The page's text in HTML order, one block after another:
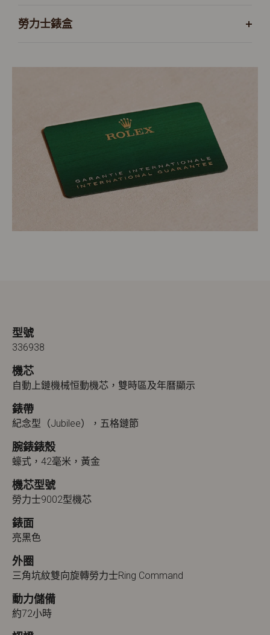
勞力士錶盒
型號
336938
機芯
自動上鏈機械恒動機芯，雙時區及年曆顯示
錶帶
紀念型（Jubilee），五格鏈節
腕錶錶殼
蠔式，42毫米，黃金
機芯型號
勞力士9002型機芯
錶面
亮黑色
外圈
三角坑紋雙向旋轉勞力士Ring Command
動力儲備
約72小時